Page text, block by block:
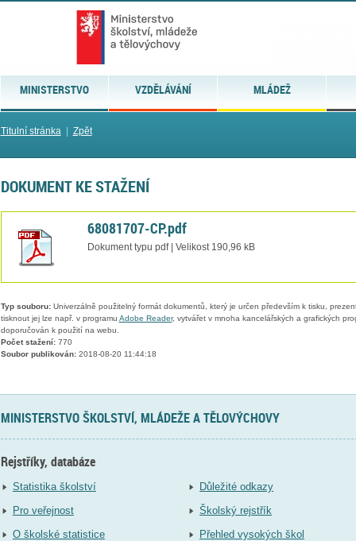
MINISTERSTVO VZDĚLÁVÁNÍ MLÁDEŽ
Titulní stránka| Zpět
DOKUMENT KE STAŽENÍ
68081707-CP.pdf
Dokument typu pdf | Velikost 190,96 kB
Typ souboru:Univerzálně použitelný formát dokumentů, který je určen především k tisku,
tisknout jej lze např. v programu Adobe Reader, vytvářet v mnoha kancelářských a grafických
doporučován k použití na webu.
Počet stažení:770
Soubor publikován:2018-08-20 11:44:18
MINISTERSTVO ŠKOLSTVÍ, MLÁDEŽE A TĚLOVÝCHOVY
Rejstříky, databáze
Statistika školství
Pro veřejnost
O školské statistice
Důležité odkazy
Školský rejstřík
Přehled vysokých škol